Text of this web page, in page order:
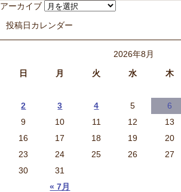
アーカイブ
投稿日カレンダー
2026年8月
日
月 火 水 木
« 7月
2
3 4 5 6
9
10 11 12 13
16
17 18 19 20
23
24 25 26 27
30
31